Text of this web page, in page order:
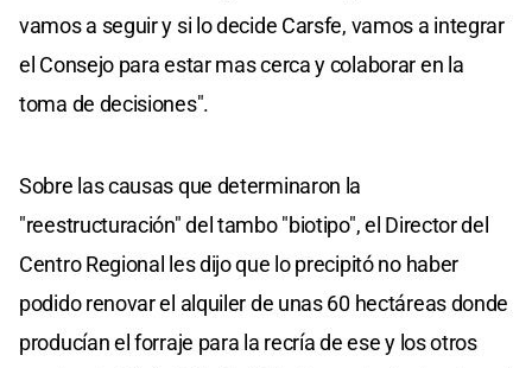
vamos a seguir y si lo decide Carsfe, vamos a integrar
el Consejo para estar mas cerca y colaborar en la
toma de decisiones".
Sobre las causas que determinaron la
"reestructuración" del tambo "biotipo", el Director del
Centro Regional les dijo que lo precipitó no haber
podido renovar el alquiler de unas 60 hectáreas donde
producían el forraje para la recría de ese y los otros